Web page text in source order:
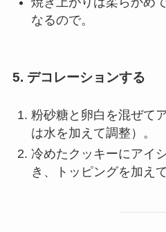
なるので。
5. デコレーションする
粉砂糖と卵白を混ぜて
は水を加えて調整）。
冷めたクッキーにアイ
き、トッピングを加え